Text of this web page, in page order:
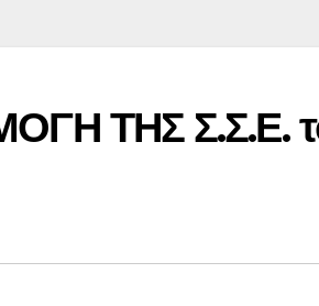
ΤΗΣ Σ.Σ.Ε.